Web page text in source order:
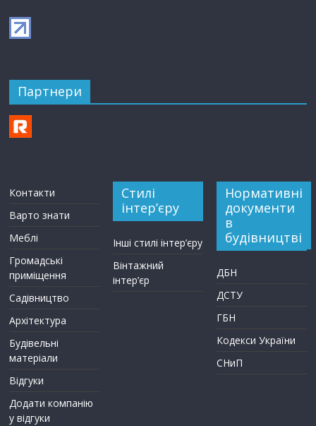
Партнери
Контакти
Варто знати
Меблі
Громадські
приміщення
Садівництво
Архітектура
Будівельні
матеріали
Відгуки
Додати компанію
у відгуки
Стилі
інтер’єру
Інші стилі інтер’єру
Вінтажний
інтер’єр
Нормативні
документи
в
будівництві
ДБН
ДСТУ
ГБН
Кодекси України
СНиП